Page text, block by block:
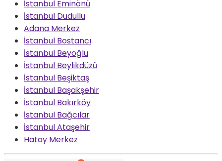
İstanbul Eminönü
İstanbul Dudullu
Adana Merkez
İstanbul Bostancı
İstanbul Beyoğlu
İstanbul Beylikdüzü
İstanbul Beşiktaş
İstanbul Başakşehir
İstanbul Bakırköy
İstanbul Bağcılar
İstanbul Ataşehir
Hatay Merkez